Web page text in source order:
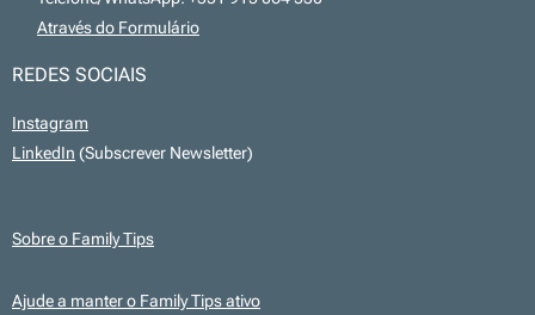
Através do Formulário
REDES SOCIAIS
Instagram
LinkedIn (Subscrever Newsletter)
Sobre o Family Tips
Ajude a manter o Family Tips ativo